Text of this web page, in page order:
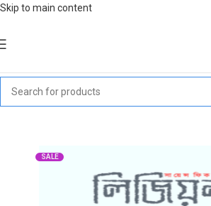
Skip to main content
SALE